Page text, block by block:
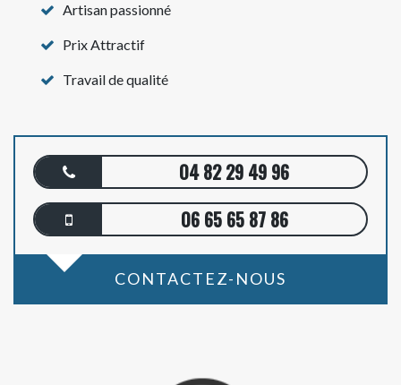
Artisan passionné
Prix Attractif
Travail de qualité
04 82 29 49 96
06 65 65 87 86
CONTACTEZ-NOUS